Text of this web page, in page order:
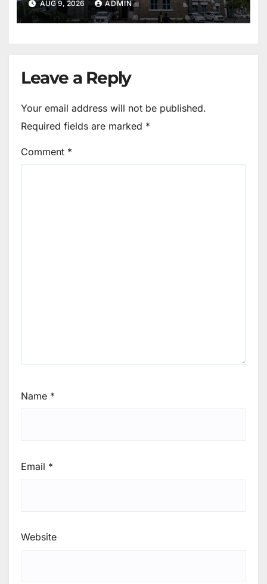
AUG 9, 2026 ADMIN
Leave a Reply
Your email address will not be published.
Required fields are marked *
Comment *
Name *
Email *
Website